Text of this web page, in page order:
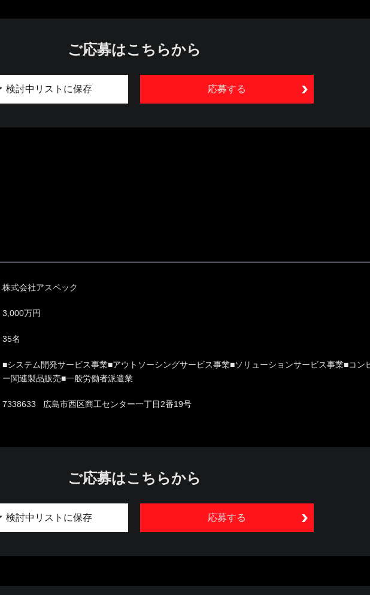
ご応募はこちらから
応募する
検討中リストに保存
株式会社アスペック
3,000万円
35名
■システム開発サービス事業■アウトソーシングサービス事業■ソリューションサービス事業■コン
ー関連製品販売■一般労働者派遣業
7338633 広島市西区商工センター一丁目2番19号
ご応募はこちらから
応募する
検討中リストに保存